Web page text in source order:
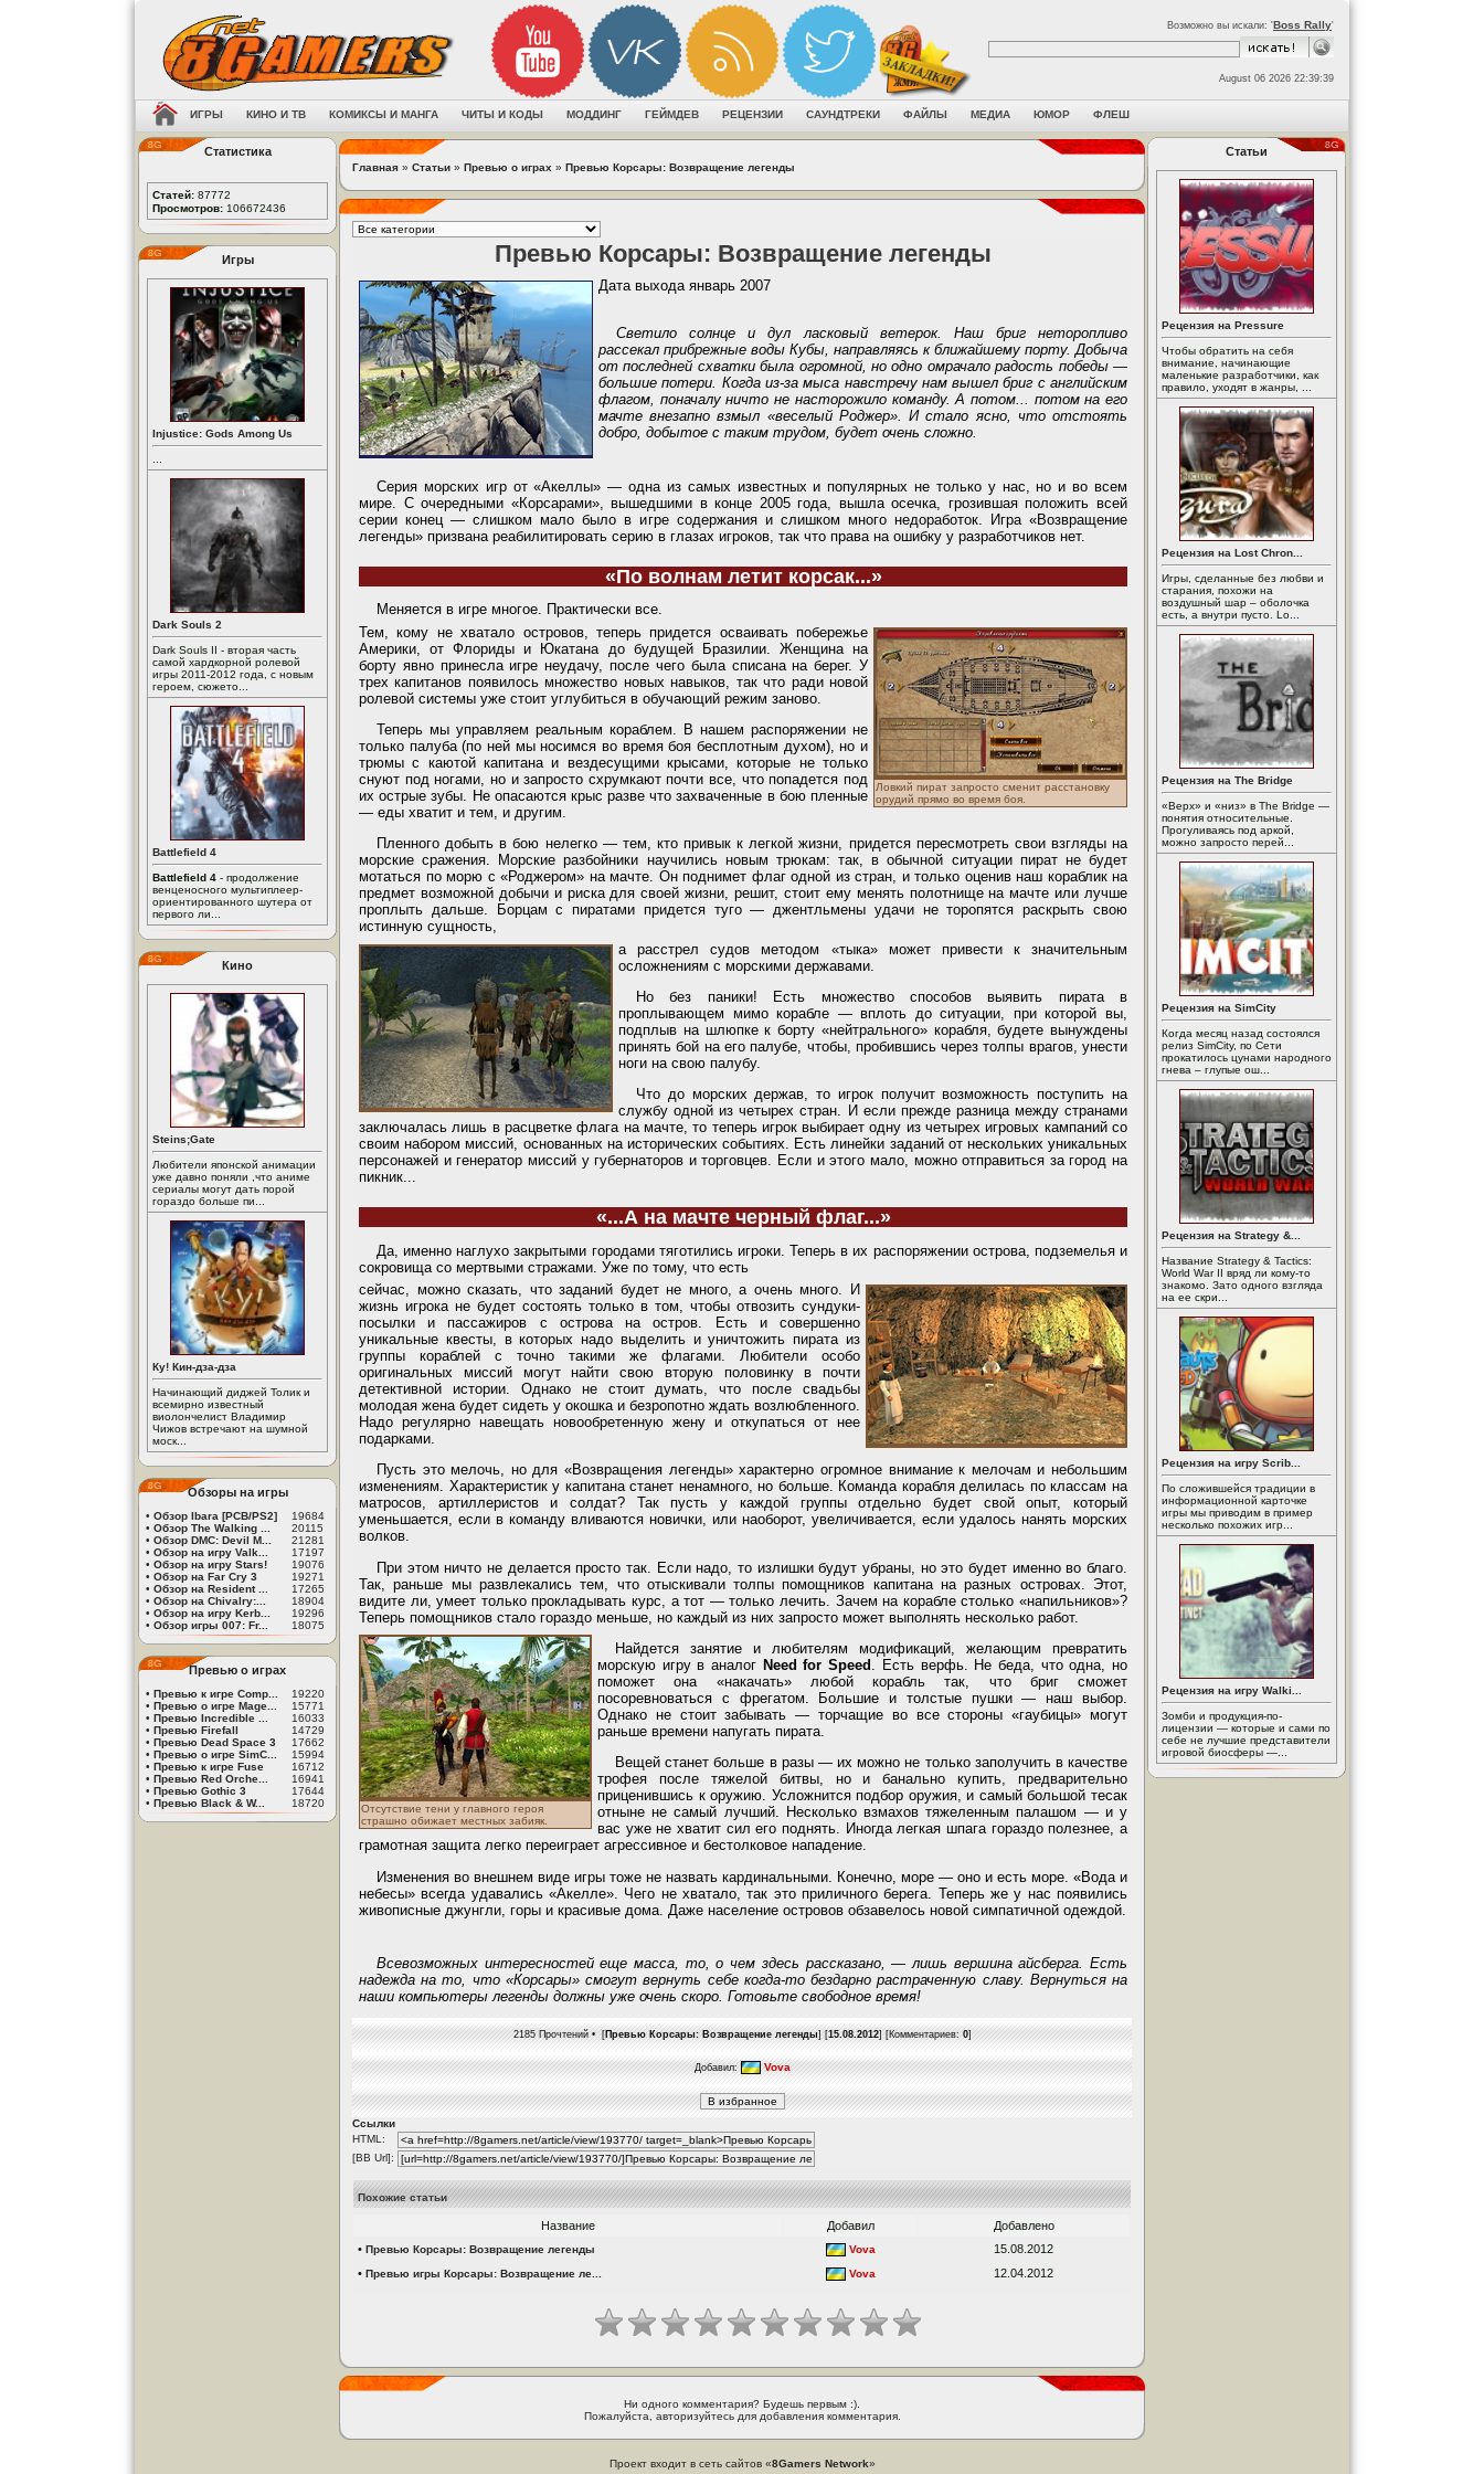
Возможно вы искали: 'Boss Rally'
August 06 2026 22:39:39
ИГРЫ КИНО И ТВ КОМИКСЫ И МАНГА ЧИТЫ И КОДЫ МОДДИНГ ГЕЙМДЕВ РЕЦЕНЗИИ САУНДТРЕКИ ФАЙЛЫ МЕДИА ЮМОР ФЛЕШ
Статистика
Статей: 87772
Просмотров: 106672436
Игры
Injustice: Gods Among Us
Dark Souls 2
Dark Souls II - вторая часть
самой хардкорной ролевой
игры 2011-2012 года, с новым
героем, сюжето...
Battlefield 4
Battlefield 4 - продолжение
венценосного мультиплеер-
ориентированного шутера от
первого ли...
Кино
Steins;Gate
Любители японской анимации
уже давно поняли ,что аниме
сериалы могут дать порой
гораздо больше пи...
Ку! Кин-дза-дза
Начинающий диджей Толик и
всемирно известный
виолончелист Владимир
Чижов встречают на шумной
моск...
Обзоры на игры
• Обзор Ibara [PCB/PS2]
19684
• Обзор The Walking ...
20115
• Обзор DMC: Devil M...
21281
• Обзор на игру Valk...
17197
• Обзор на игру Stars!
19076
• Обзор на Far Cry 3
19271
• Обзор на Resident ...
17265
• Обзор на Chivalry:...
18904
• Обзор на игру Kerb...
19296
• Обзор игры 007: Fr... 18075
Превью о играх
• Превью к игре Comp...
19220
• Превью о игре Mage...
15771
• Превью Incredible ...
16033
• Превью Firefall
14729
• Превью Dead Space 3
17662
• Превью о игре SimC...
15994
• Превью к игре Fuse
16712
• Превью Red Orche...
16941
• Превью Gothic 3
17644
• Превью Black & W... 18720
Главная » Статьи » Превью о играх » Превью Корсары: Возвращение легенды
Превью Корсары: Возвращение легенды
Дата выхода январь 2007
Светило солнце и дул ласковый ветерок. Наш бриг неторопливо
рассекал прибрежные воды Кубы, направляясь к ближайшему порту. Добыча
от последней схватки была огромной, но одно омрачало радость победы —
большие потери. Когда из-за мыса навстречу нам вышел бриг с английским
флагом, поначалу ничто не насторожило команду. А потом... потом на его
мачте внезапно взмыл «веселый Роджер». И стало ясно, что отстоять
добро, добытое с таким трудом, будет очень сложно.
Серия морских игр от «Акеллы» — одна из самых известных и популярных не только у нас, но и во всем
мире. С очередными «Корсарами», вышедшими в конце 2005 года, вышла осечка, грозившая положить всей
серии конец — слишком мало было в игре содержания и слишком много недоработок. Игра «Возвращение
легенды» призвана реабилитировать серию в глазах игроков, так что права на ошибку у разработчиков нет.
«По волнам летит корсак...»
Меняется в игре многое. Практически все.
Ловкий пират запросто сменит расстановку
орудий прямо во время боя.
Тем, кому не хватало островов, теперь придется осваивать побережье
Америки, от Флориды и Юкатана до будущей Бразилии. Женщина на
борту явно принесла игре неудачу, после чего была списана на берег. У
трех капитанов появилось множество новых навыков, так что ради новой
ролевой системы уже стоит углубиться в обучающий режим заново.
Теперь мы управляем реальным кораблем. В нашем распоряжении не
только палуба (по ней мы носимся во время боя бесплотным духом), но и
трюмы с каютой капитана и вездесущими крысами, которые не только
снуют под ногами, но и запросто схрумкают почти все, что попадется под
их острые зубы. Не опасаются крыс разве что захваченные в бою пленные
— еды хватит и тем, и другим.
Пленного добыть в бою нелегко — тем, кто привык к легкой жизни, придется пересмотреть свои взгляды на
морские сражения. Морские разбойники научились новым трюкам: так, в обычной ситуации пират не будет
мотаться по морю с «Роджером» на мачте. Он поднимет флаг одной из стран, и только оценив наш кораблик на
предмет возможной добычи и риска для своей жизни, решит, стоит ему менять полотнище на мачте или лучше
проплыть дальше. Борцам с пиратами придется туго — джентльмены удачи не торопятся раскрыть свою
истинную сущность,
а расстрел судов методом «тыка» может привести к значительным
осложнениям с морскими державами.
Но без паники! Есть множество способов выявить пирата в
проплывающем мимо корабле — вплоть до ситуации, при которой вы,
подплыв на шлюпке к борту «нейтрального» корабля, будете вынуждены
принять бой на его палубе, чтобы, пробившись через толпы врагов, унести
ноги на свою палубу.
Что до морских держав, то игрок получит возможность поступить на
службу одной из четырех стран. И если прежде разница между странами
заключалась лишь в расцветке флага на мачте, то теперь игрок выбирает одну из четырех игровых кампаний со
своим набором миссий, основанных на исторических событиях. Есть линейки заданий от нескольких уникальных
персонажей и генератор миссий у губернаторов и торговцев. Если и этого мало, можно отправиться за город на
пикник...
«...А на мачте черный флаг...»
Да, именно наглухо закрытыми городами тяготились игроки. Теперь в их распоряжении острова, подземелья и
сокровища со мертвыми стражами. Уже по тому, что есть
сейчас, можно сказать, что заданий будет не много, а очень много. И
жизнь игрока не будет состоять только в том, чтобы отвозить сундуки-
посылки и пассажиров с острова на остров. Есть и совершенно
уникальные квесты, в которых надо выделить и уничтожить пирата из
группы кораблей с точно такими же флагами. Любители особо
оригинальных миссий могут найти свою вторую половинку в почти
детективной истории. Однако не стоит думать, что после свадьбы
молодая жена будет сидеть у окошка и безропотно ждать возлюбленного.
Надо регулярно навещать новообретенную жену и откупаться от нее
подарками.
Пусть это мелочь, но для «Возвращения легенды» характерно огромное внимание к мелочам и небольшим
изменениям. Характеристик у капитана станет ненамного, но больше. Команда корабля делилась по классам на
матросов, артиллеристов и солдат? Так пусть у каждой группы отдельно будет свой опыт, который
уменьшается, если в команду вливаются новички, или наоборот, увеличивается, если удалось нанять морских
волков.
При этом ничто не делается просто так. Если надо, то излишки будут убраны, но это будет именно во благо.
Так, раньше мы развлекались тем, что отыскивали толпы помощников капитана на разных островах. Этот,
видите ли, умеет только прокладывать курс, а тот — только лечить. Зачем на корабле столько «напильников»?
Теперь помощников стало гораздо меньше, но каждый из них запросто может выполнять несколько работ.
Отсутствие тени у главного героя
страшно обижает местных забияк.
Найдется занятие и любителям модификаций, желающим превратить
морскую игру в аналог Need for Speed
. Есть верфь. Не беда, что одна, но
поможет она «накачать» любой корабль так, что бриг сможет
посоревноваться с фрегатом. Большие и толстые пушки — наш выбор.
Однако не стоит забывать — торчащие во все стороны «гаубицы» могут
раньше времени напугать пирата.
Вещей станет больше в разы — их можно не только заполучить в качестве
трофея после тяжелой битвы, но и банально купить, предварительно
приценившись к оружию. Усложнится подбор оружия, и самый большой тесак
отныне не самый лучший. Несколько взмахов тяжеленным палашом — и у
вас уже не хватит сил его поднять. Иногда легкая шпага гораздо полезнее, а
грамотная защита легко переиграет агрессивное и бестолковое нападение.
Изменения во внешнем виде игры тоже не назвать кардинальными. Конечно, море — оно и есть море. «Вода и
небесы» всегда удавались «Акелле». Чего не хватало, так это приличного берега. Теперь же у нас появились
живописные джунгли, горы и красивые дома. Даже население островов обзавелось новой симпатичной одеждой.
Всевозможных интересностей еще масса, то, о чем здесь рассказано, — лишь вершина айсберга. Есть
надежда на то, что «Корсары» смогут вернуть себе когда-то бездарно растраченную славу. Вернуться на
наши компьютеры легенды должны уже очень скоро. Готовьте свободное время!
2185 Прочтений • [Превью Корсары: Возвращение легенды] [15.08.2012] [Комментариев: 0]
Добавил: Vova
Ссылки
HTML:
[BB Url]:
Похожие статьи
Название Добавил
Добавлено
• Превью Корсары: Возвращение легенды Vova
15.08.2012
• Превью игры Корсары: Возвращение ле... Vova 12.04.2012
Ни одного комментария? Будешь первым :).
Пожалуйста, авторизуйтесь для добавления комментария.
Проект входит в сеть сайтов «8Gamers Network»
Статьи
Рецензия на Pressure
Чтобы обратить на себя
внимание, начинающие
маленькие разработчики, как
правило, уходят в жанры, ...
Рецензия на Lost Chron...
Игры, сделанные без любви и
старания, похожи на
воздушный шар – оболочка
есть, а внутри пусто. Lo...
Рецензия на The Bridge
«Верх» и «низ» в The Bridge —
понятия относительные.
Прогуливаясь под аркой,
можно запросто перей...
Рецензия на SimCity
Когда месяц назад состоялся
релиз SimCity, по Сети
прокатилось цунами народного
гнева – глупые ош...
Рецензия на Strategy &...
Название Strategy & Tactics:
World War II вряд ли кому-то
знакомо. Зато одного взгляда
на ее скри...
Рецензия на игру Scrib...
По сложившейся традиции в
информационной карточке
игры мы приводим в пример
несколько похожих игр...
Рецензия на игру Walki...
Зомби и продукция-по-
лицензии — которые и сами по
себе не лучшие представители
игровой биосферы —...